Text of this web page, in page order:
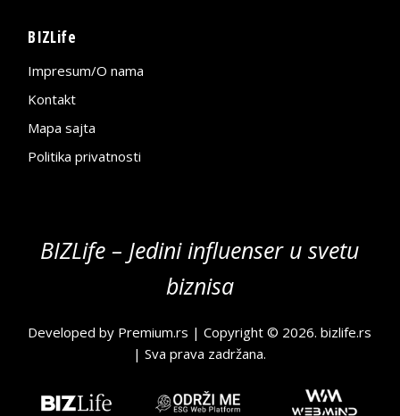
BIZLife
Impresum/O nama
Kontakt
Mapa sajta
Politika privatnosti
BIZLife – Jedini influenser u svetu
biznisa
Developed by Premium.rs | Copyright © 2026.bizlife.rs
| Sva prava zadržana.